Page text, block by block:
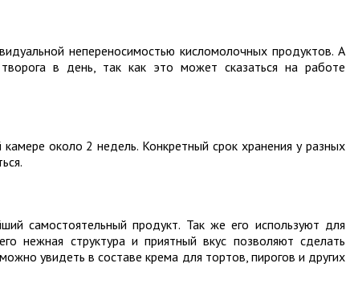
непереносимостью кисломолочных продуктов. А
в день, так как это может сказаться на работе
около 2 недель. Конкретный срок хранения у разных
самостоятельный продукт. Так же его используют для
нежная структура и приятный вкус позволяют сделать
увидеть в составе крема для тортов, пирогов и других